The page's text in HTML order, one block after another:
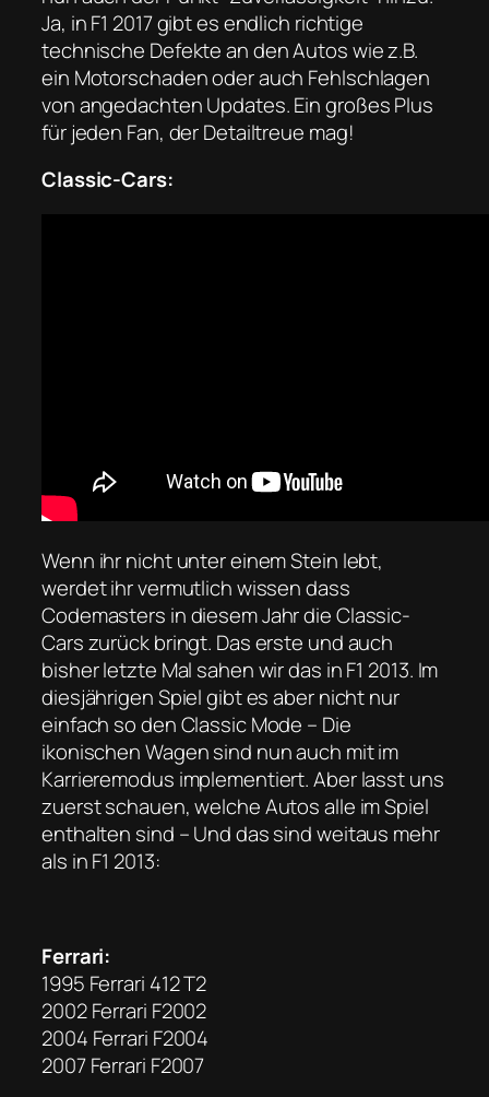
Ja, in F1 2017 gibt es endlich richtige
technische Defekte an den Autos wie z.B.
ein Motorschaden oder auch Fehlschlagen
von angedachten Updates. Ein großes Plus
für jeden Fan, der Detailtreue mag!
Classic-Cars:
Wenn ihr nicht unter einem Stein lebt,
werdet ihr vermutlich wissen dass
Codemasters in diesem Jahr die Classic-
Cars zurück bringt. Das erste und auch
bisher letzte Mal sahen wir das in F1 2013. Im
diesjährigen Spiel gibt es aber nicht nur
einfach so den Classic Mode – Die
ikonischen Wagen sind nun auch mit im
Karrieremodus implementiert. Aber lasst uns
zuerst schauen, welche Autos alle im Spiel
enthalten sind – Und das sind weitaus mehr
als in F1 2013:
Ferrari:
1995 Ferrari 412 T2
2002Ferrari F2002
2004 Ferrari F2004
2007 Ferrari F2007